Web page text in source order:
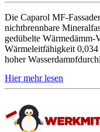
Geeignet für
Caparol
Feste,
Tragfähige
Ebene und
Geklebte
Die Caparol MF-
nichtbrennbare
gedübelte Wärmedämm-
Wärmeleitfähigkeit
hoher
Die Platte ist beidseitig
cm. Sie ist für tragfähige
verdübelt.